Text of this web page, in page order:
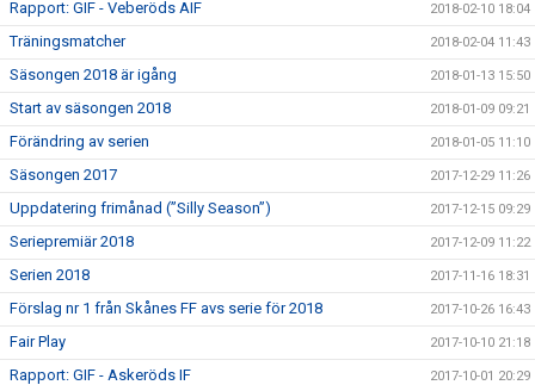
Rapport: GIF - Veberöds AIF 2018-02-10 18:04
Träningsmatcher 2018-02-04 11:43
Säsongen 2018 är igång 2018-01-13 15:50
Start av säsongen 2018 2018-01-09 09:21
Förändring av serien 2018-01-05 11:10
Säsongen 2017 2017-12-29 11:26
Uppdatering frimånad (”Silly Season”) 2017-12-15 09:29
Seriepremiär 2018 2017-12-09 11:22
Serien 2018 2017-11-16 18:31
Förslag nr 1 från Skånes FF avs serie för 2018 2017-10-26 16:43
Fair Play 2017-10-10 21:18
Rapport: GIF - Askeröds IF 2017-10-01 20:29